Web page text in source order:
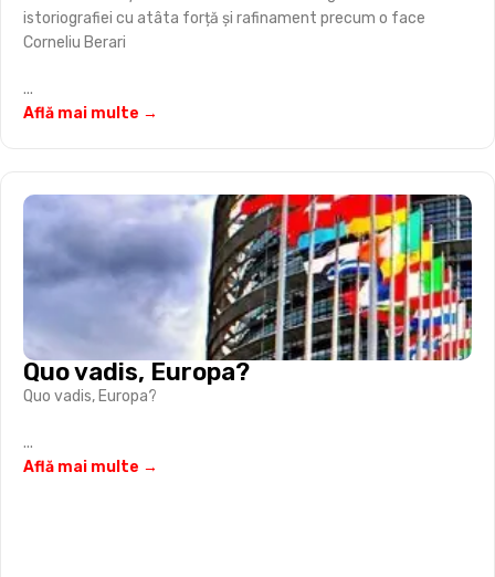
târzii
istoriografiei cu atâta forță și rafinament precum o face
Corneliu Berari
...
Află mai multe →
Quo vadis, Europa?
Quo vadis, Europa?
...
Află mai multe →